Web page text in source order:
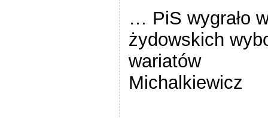
… PiS wygrało
żydowskich
Michalkiewicz